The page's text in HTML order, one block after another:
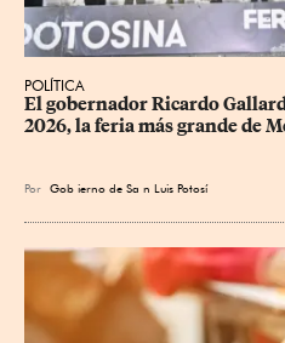
POLÍTICA
​El gobernador Ricardo
2026, la feria más grande de
Por Gob ierno de Sa n Luis Potosí